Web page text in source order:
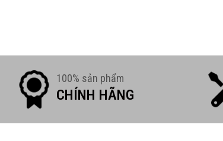
100% sản phẩm
CHÍNH HÃNG